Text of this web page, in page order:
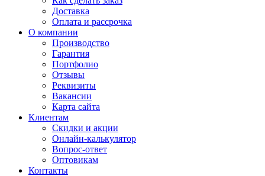
Доставка
Оплата и рассрочка
О компании
Производство
Гарантия
Портфолио
Отзывы
Реквизиты
Вакансии
Карта сайта
Клиентам
Скидки и акции
Онлайн-калькулятор
Вопрос-ответ
Оптовикам
Контакты